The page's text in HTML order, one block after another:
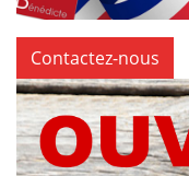
Contactez-nous